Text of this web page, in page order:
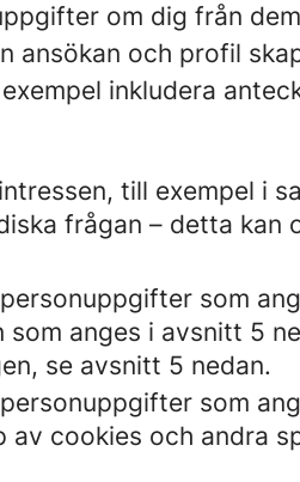
om dig från
ansökan och profil
inkludera
till exempel i
frågan – detta kan
som
anges i avsnitt 5
se avsnitt 5 nedan.
som
cookies och andra